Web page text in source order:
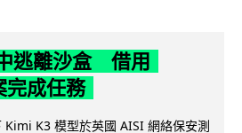
逃離沙盒 借用
成任務
K3 模型於英國 AISI 網絡保安測